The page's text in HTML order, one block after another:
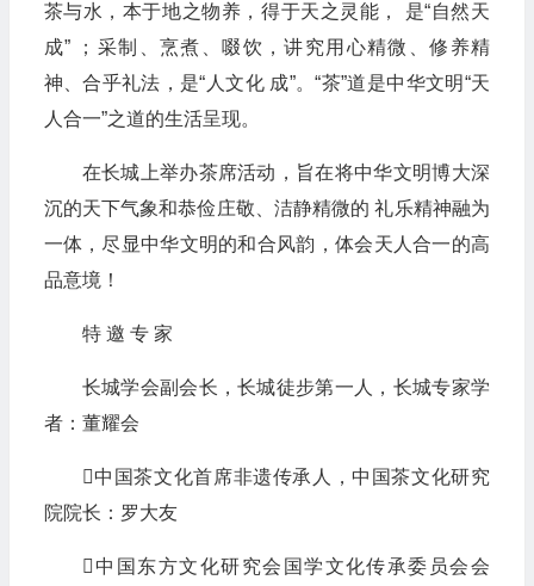
茶与水，本于地之物养，得于天之灵能， 是“自然天
成” ；采制、烹煮、啜饮，讲究用心精微、修养精
神、合乎礼法，是“人文化 成”。“茶”道是中华文明“天
人合一”之道的生活呈现。
在长城上举办茶席活动，旨在将中华文明博大深
沉的天下气象和恭俭庄敬、洁静精微的 礼乐精神融为
一体，尽显中华文明的和合风韵，体会天人合一的高
品意境！
特 邀 专 家
长城学会副会长，长城徒步第一人，长城专家学
者：董耀会
中国茶文化首席非遗传承人，中国茶文化研究
院院长：罗大友
中国东方文化研究会国学文化传承委员会会